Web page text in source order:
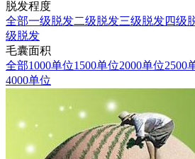
脱发程度
全部一级脱发二级脱发三级脱发四级
级脱发
毛囊面积
全部1000单位1500单位2000单位2500
4000单位